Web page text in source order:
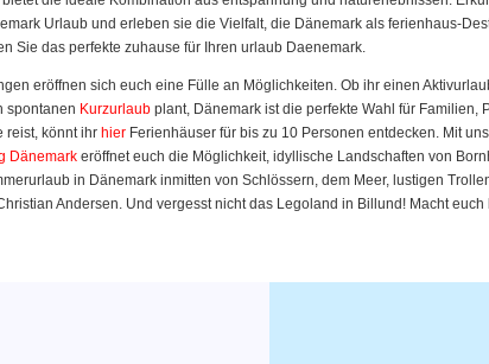
Urlaub und erleben sie die Vielfalt, die Dänemark als ferienhaus-
Sie das perfekte zuhause für Ihren urlaub Daenemark.
eröffnen sich euch eine Fülle an Möglichkeiten. Ob ihr einen
spontanen Kurzurlaub plant, Dänemark ist die perfekte Wahl für Familien,
reist, könnt ihr hier Ferienhäuser für bis zu 10 Personen entdecken. Mit
Dänemark eröffnet euch die Möglichkeit, idyllische Landschaften von
in Dänemark inmitten von Schlössern, dem Meer, lustigen
Andersen. Und vergesst nicht das Legoland in Billund! Macht